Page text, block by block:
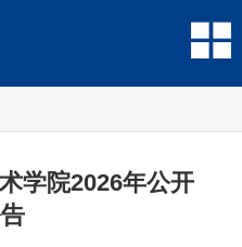
学院2026年公开